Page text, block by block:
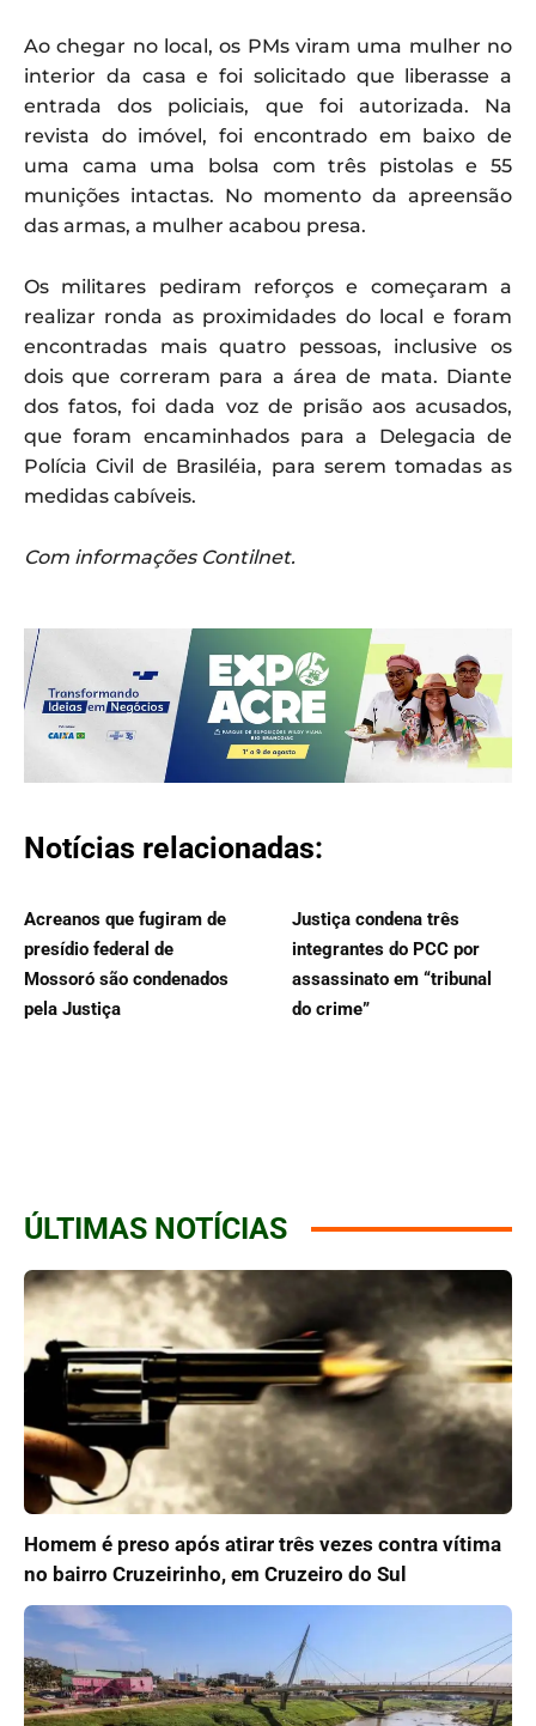
Ao chegar no local, os PMs viram uma mulher no
interior da casa e foi solicitado que liberasse a
entrada dos policiais, que foi autorizada. Na
revista do imóvel, foi encontrado em baixo de
uma cama uma bolsa com três pistolas e 55
munições intactas. No momento da apreensão
das armas, a mulher acabou presa.
Os militares pediram reforços e começaram a
realizar ronda as proximidades do local e foram
encontradas mais quatro pessoas, inclusive os
dois que correram para a área de mata. Diante
dos fatos, foi dada voz de prisão aos acusados,
que foram encaminhados para a Delegacia de
Polícia Civil de Brasiléia, para serem tomadas as
medidas cabíveis.
Com informações Contilnet.
Notícias relacionadas:
Acreanos que fugiram de
presídio federal de
Mossoró são condenados
pela Justiça
Justiça condena três
integrantes do PCC por
assassinato em “tribunal
do crime”
ÚLTIMAS NOTÍCIAS
Homem é preso após atirar três vezes contra vítima
no bairro Cruzeirinho, em Cruzeiro do Sul